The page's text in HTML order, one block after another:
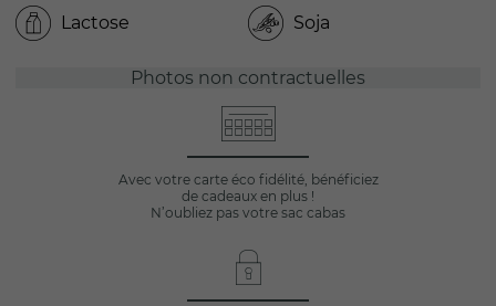
Lactose Soja
Photos non contractuelles
Avec votre carte éco fidélité, bénéficiez
de cadeaux en plus !
N’oubliez pas votre sac cabas